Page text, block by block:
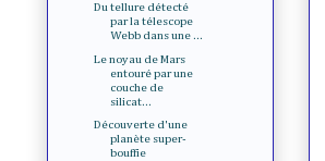
Du tellure détecté
par la télescope
Webb dans une ...
Le noyau de Mars
entouré par une
couche de
silicat...
Découverte d'une
planète super-
bouffie